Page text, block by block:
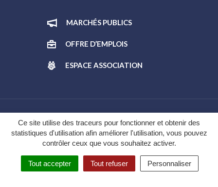
Ce site utilise des traceurs pour fonctionner et obtenir des
statistiques d'utilisation afin améliorer l'utilisation, vous pouvez
contrôler ceux que vous souhaitez activer.
Tout accepter Tout refuser Personnaliser
MARCHÉS PUBLICS
OFFRE D’EMPLOIS
ESPACE ASSOCIATION
Gestion des cookies
Plan du site
Mentions légales
Politique de confidentialité